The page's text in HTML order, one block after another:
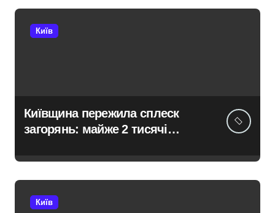
Київ
Київщина пережила сплеск
загорянь: майже 2 тисячі
екосистемах
Київ